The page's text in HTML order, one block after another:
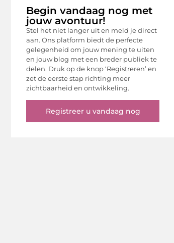
Begin vandaag nog met
jouw avontuur!
Stel het niet langer uit en meld je direct
aan. Ons platform biedt de perfecte
gelegenheid om jouw mening te uiten
en jouw blog met een breder publiek te
delen. Druk op de knop ‘Registreren’ en
zet de eerste stap richting meer
zichtbaarheid en ontwikkeling.
Registreer u vandaag nog